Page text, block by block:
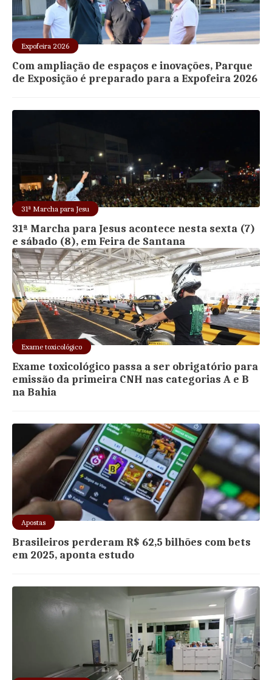
Expofeira 2026
Com ampliação de espaços e inovações, Parque
de Exposição é preparado para a Expofeira 2026
31ª Marcha para Jesu
31ª Marcha para Jesus acontece nesta sexta (7)
e sábado (8), em Feira de Santana
Exame toxicológico
Exame toxicológico passa a ser obrigatório para
emissão da primeira CNH nas categorias A e B
na Bahia
Apostas
Brasileiros perderam R$ 62,5 bilhões com bets
em 2025, aponta estudo